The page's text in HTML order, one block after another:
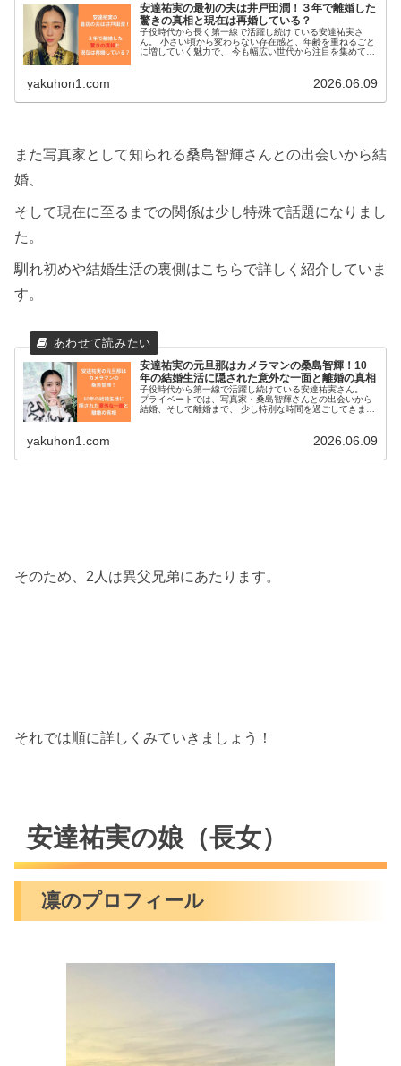
安達祐実の最初の夫は井戸田潤！３年で離婚した
驚きの真相と現在は再婚している？
子役時代から長く第一線で活躍し続けている安達祐実さ
ん。 小さい頃から変わらない存在感と、年齢を重ねるごと
に増していく魅力で、 今も幅広い世代から注目を集めてい
yakuhon1.com 2026.06.09
また写真家として知られる桑島智輝さんとの出会いから結
婚、
そして現在に至るまでの関係は少し特殊で話題になりまし
た。
馴れ初めや結婚生活の裏側はこちらで詳しく紹介していま
す。
安達祐実の元旦那はカメラマンの桑島智輝！10
年の結婚生活に隠された意外な一面と離婚の真相
子役時代から第一線で活躍し続けている安達祐実さん。
プライベートでは、写真家・桑島智輝さんとの出会いから
結婚、そして離婚まで、 少し特別な時間を過ごしてきまし
yakuhon1.com 2026.06.09
そのため、2人は異父兄弟にあたります。
それでは順に詳しくみていきましょう！
安達祐実の娘（長女）
凛のプロフィール